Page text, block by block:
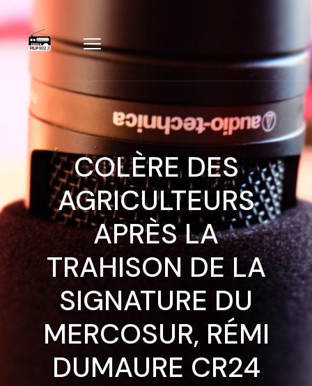
COLÈRE DES
AGRICULTEURS
APRÈS LA
TRAHISON DE LA
SIGNATURE DU
MERCOSUR, RÉMI
DUMAURE CR24